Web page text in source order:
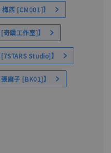
西 [CM001]】
蹟工作室]】
Studio]】
麻子 [BK01]】